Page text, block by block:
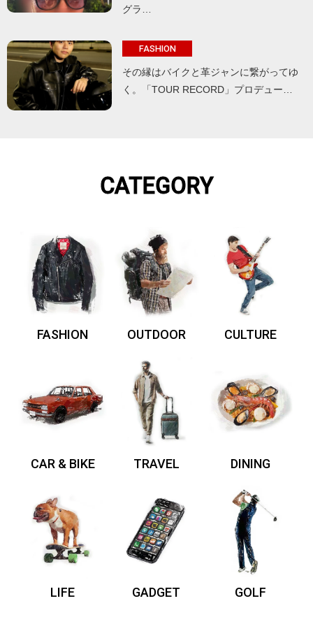
グラ…
FASHION
その縁はバイクと革ジャンに繋がってゆ
く。「TOUR RECORD」プロデュー…
CATEGORY
FASHION OUTDOOR CULTURE
CAR & BIKE TRAVEL DINING
LIFE GADGET GOLF